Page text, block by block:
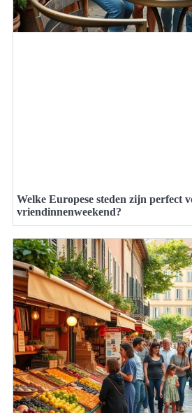
Welke Europese steden zijn perfect
vriendinnenweekend?